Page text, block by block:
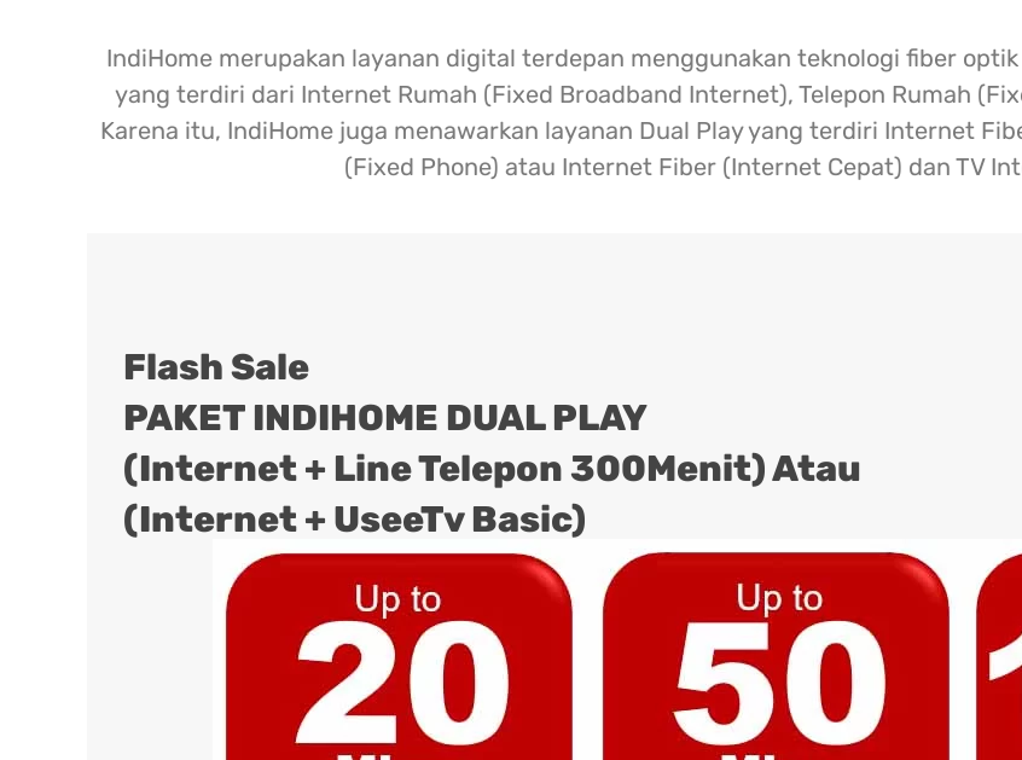
IndiHome merupakan layanan digital terdepan menggunakan teknologi fiber
yang terdiri dari Internet Rumah (Fixed Broadband Internet), Telepon Rumah
Karena itu, IndiHome juga menawarkan layanan Dual Play yang terdiri Internet
(Fixed Phone) atau Internet Fiber (Internet Cepat) dan TV
Flash Sale
PAKET INDIHOME DUAL PLAY
(Internet + Line Telepon 300Menit) Atau
(Internet + UseeTv Basic)